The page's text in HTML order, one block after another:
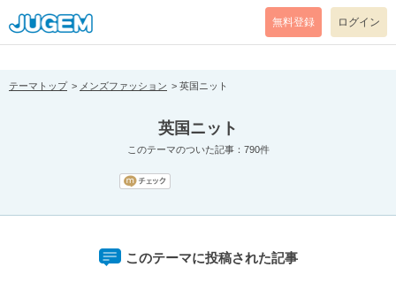
[pear_error: message="Success" code=0 mode=return level=notice
prefix="" info=""]
無料登録 ログイン
テーマトップ メンズファッション 英国ニット
英国ニット
このテーマのついた記事：790件
このテーマに投稿された記事